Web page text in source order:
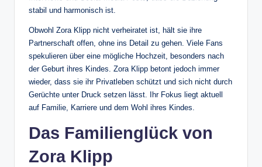
stabil und harmonisch ist.
Obwohl Zora Klipp nicht verheiratet ist, hält sie ihre
Partnerschaft offen, ohne ins Detail zu gehen. Viele Fans
spekulieren über eine mögliche Hochzeit, besonders nach
der Geburt ihres Kindes. Zora Klipp betont jedoch immer
wieder, dass sie ihr Privatleben schützt und sich nicht durch
Gerüchte unter Druck setzen lässt. Ihr Fokus liegt aktuell
auf Familie, Karriere und dem Wohl ihres Kindes.
Das Familienglück von
Zora Klipp